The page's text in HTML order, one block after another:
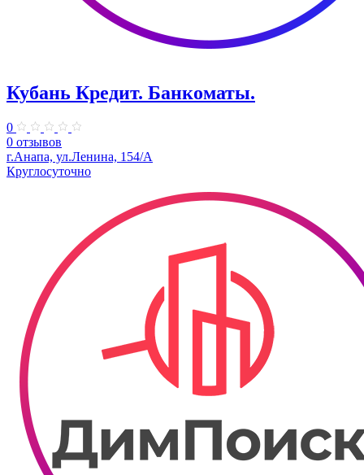
Кубань Кредит. Банкоматы.
0
0 отзывов
г.Анапа, ул.Ленина, 154/А
Круглосуточно